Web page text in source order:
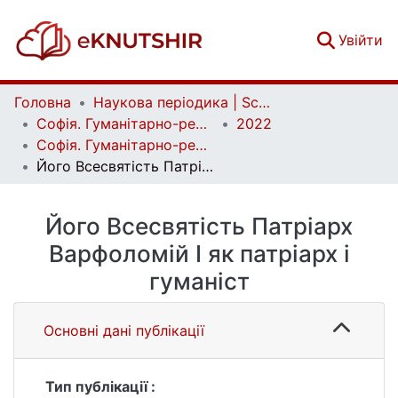
Увійти
Головна
Наукова періодика | Scientific periodicals
Софія. Гуманітарно-релігієзнавчий вісник | Sophia. Human and Religious Studies Bulletin
2022
Софія. Гуманітарно-релігієзнавчий вісник. № 1 (19)
Його Всесвятість Патріарх Варфоломій І як патріарх і гуманіст
Його Всесвятість Патріарх
Варфоломій І як патріарх і
гуманіст
Основні дані публікації
Тип публікації :